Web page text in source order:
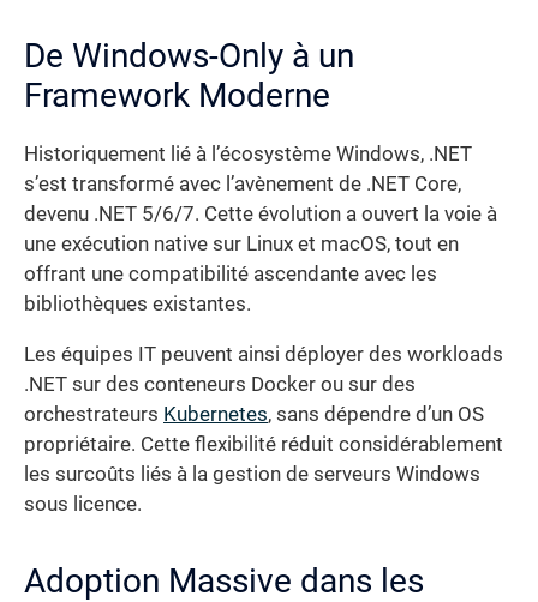
De Windows-Only à un
Framework Moderne
Historiquement lié à l’écosystème Windows, .NET
s’est transformé avec l’avènement de .NET Core,
devenu .NET 5/6/7. Cette évolution a ouvert la voie à
une exécution native sur Linux et macOS, tout en
offrant une compatibilité ascendante avec les
bibliothèques existantes.
Les équipes IT peuvent ainsi déployer des workloads
.NET sur des conteneurs Docker ou sur des
orchestrateurs Kubernetes, sans dépendre d’un OS
propriétaire. Cette flexibilité réduit considérablement
les surcoûts liés à la gestion de serveurs Windows
sous licence.
Adoption Massive dans les